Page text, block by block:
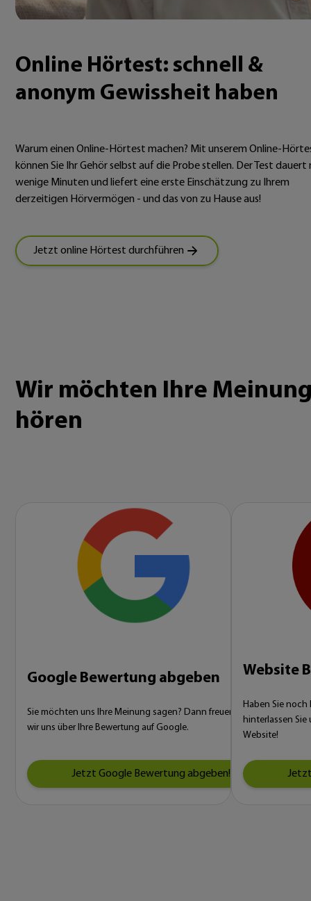
Online Hörtest: schnell &
anonym Gewissheit haben
Warum einen Online-Hörtest machen? Mit unserem Online-
können Sie Ihr Gehör selbst auf die Probe stellen. Der Test dauert
wenige Minuten und liefert eine erste Einschätzung zu Ihrem
derzeitigen Hörvermögen - und das von zu Hause aus!
Jetzt online Hörtest durchführen
Wir möchten Ihre
hören
Google Bewertung abgeben
Sie möchten uns Ihre Meinung sagen? Dann freuen
wir uns über Ihre Bewertung auf Google.
Jetzt Google Bewertung abgeben!
Website
Haben Sie noch
hinterlassen Sie
Website!